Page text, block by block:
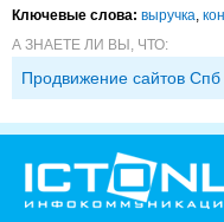
Ключевые слова: выручка,
А ЗНАЕТЕ ЛИ ВЫ, ЧТО:
Продвижение сайтов Спб